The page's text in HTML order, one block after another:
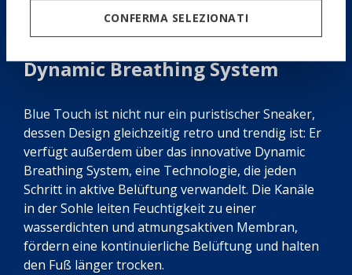
CONFERMA SELEZIONATI
Dynamic Breathing System
Blue Touch ist nicht nur ein puristischer Sneaker,
dessen Design gleichzeitig retro und trendig ist: Er
verfügt außerdem über das innovative Dynamic
Breathing System, eine Technologie, die jeden
Schritt in aktive Belüftung verwandelt. Die Kanäle
in der Sohle leiten Feuchtigkeit zu einer
wasserdichten und atmungsaktiven Membran,
fördern eine kontinuierliche Belüftung und halten
den Fuß länger trocken.